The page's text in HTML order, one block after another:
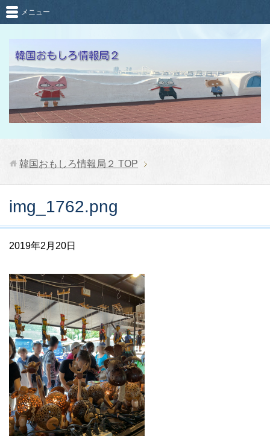
メニュー
韓国おもしろ情報局２ TOP
img_1762.png
2019年2月20日